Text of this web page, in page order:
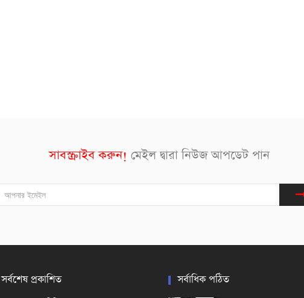
সাবস্ক্রাইব করুন! মেইল দ্বারা নিউজ আপডেট পান
সর্বশেষ প্রকাশিত সর্বাধিক পঠিত